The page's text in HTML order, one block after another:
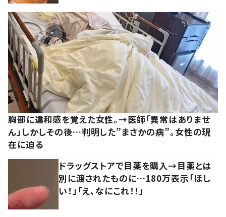
胸部に違和感を覚えた女性。→医師「異常はありませ
ん」しかしその後…判明した”まさかの病”。女性の現
在に迫る
ドラッグストアで目薬を購入→目薬とは
別に渡されたものに…180万表示「ほし
い！」「え、なにこれ！！」